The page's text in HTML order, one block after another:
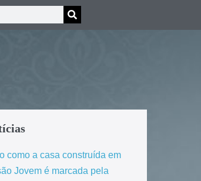
como a casa construída em
Jovem é marcada pela